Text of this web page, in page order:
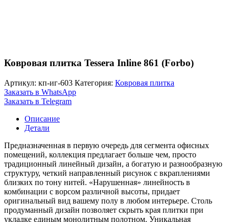
Ковровая плитка Tessera Inline 861 (Forbo)
Артикул: кп-иг-603 Категория: Ковровая плитка
Заказать в WhatsApp
Заказать в Telegram
Описание
Детали
Предназначенная в первую очередь для сегмента офисных
помещений, коллекция предлагает больше чем, просто
традиционный линейный дизайн, а богатую и разнообразную
структуру, четкий направленный рисунок с вкраплениями
близких по тону нитей. «Нарушенная» линейность в
комбинации с ворсом различной высоты, придает
оригинальный вид вашему полу в любом интерьере. Столь
продуманный дизайн позволяет скрыть края плитки при
укладке единым монолитным полотном. Уникальная